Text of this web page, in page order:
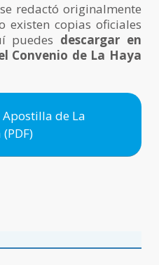
redactó originalmente
existen copias oficiales
puedes descargar en
Convenio de La Haya
de La